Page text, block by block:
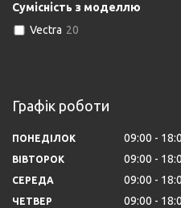
Сумісність з моделлю
Vectra 20
Графік роботи
ПОНЕДІЛОК 09:00
ВІВТОРОК 09:00
СЕРЕДА 09:00
ЧЕТВЕР 09:00